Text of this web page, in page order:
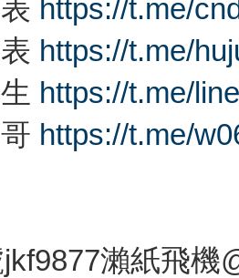
https://t.me/
https://t.me/
https://t.me/
https://t.me/
瀨紙飛機